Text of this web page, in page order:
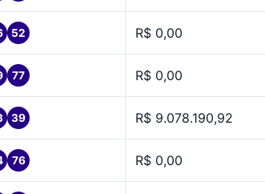
52 R$ 0,00
77 R$ 0,00
39 R$ 9.078.190,92
76 R$ 0,00